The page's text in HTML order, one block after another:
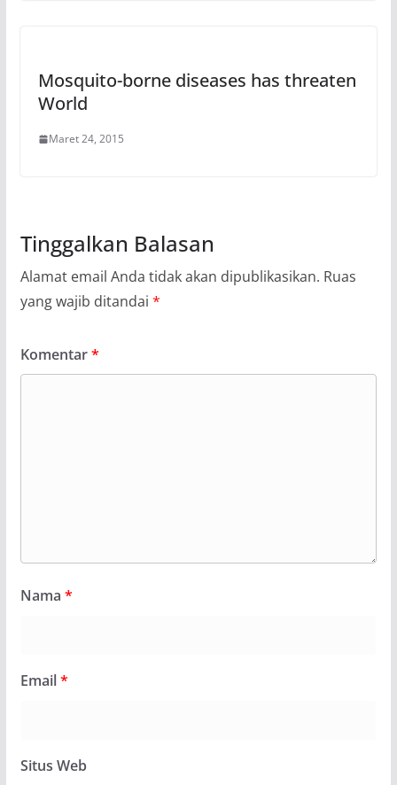
Mosquito-borne diseases has threaten
World
Maret 24, 2015
Tinggalkan Balasan
Alamat email Anda tidak akan dipublikasikan. Ruas
yang wajib ditandai *
Komentar*
Nama *
Email*
Situs Web